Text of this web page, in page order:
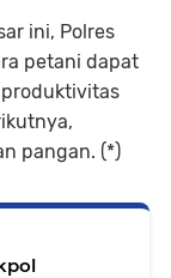
ini, Polres
petani dapat
pangan. (*)